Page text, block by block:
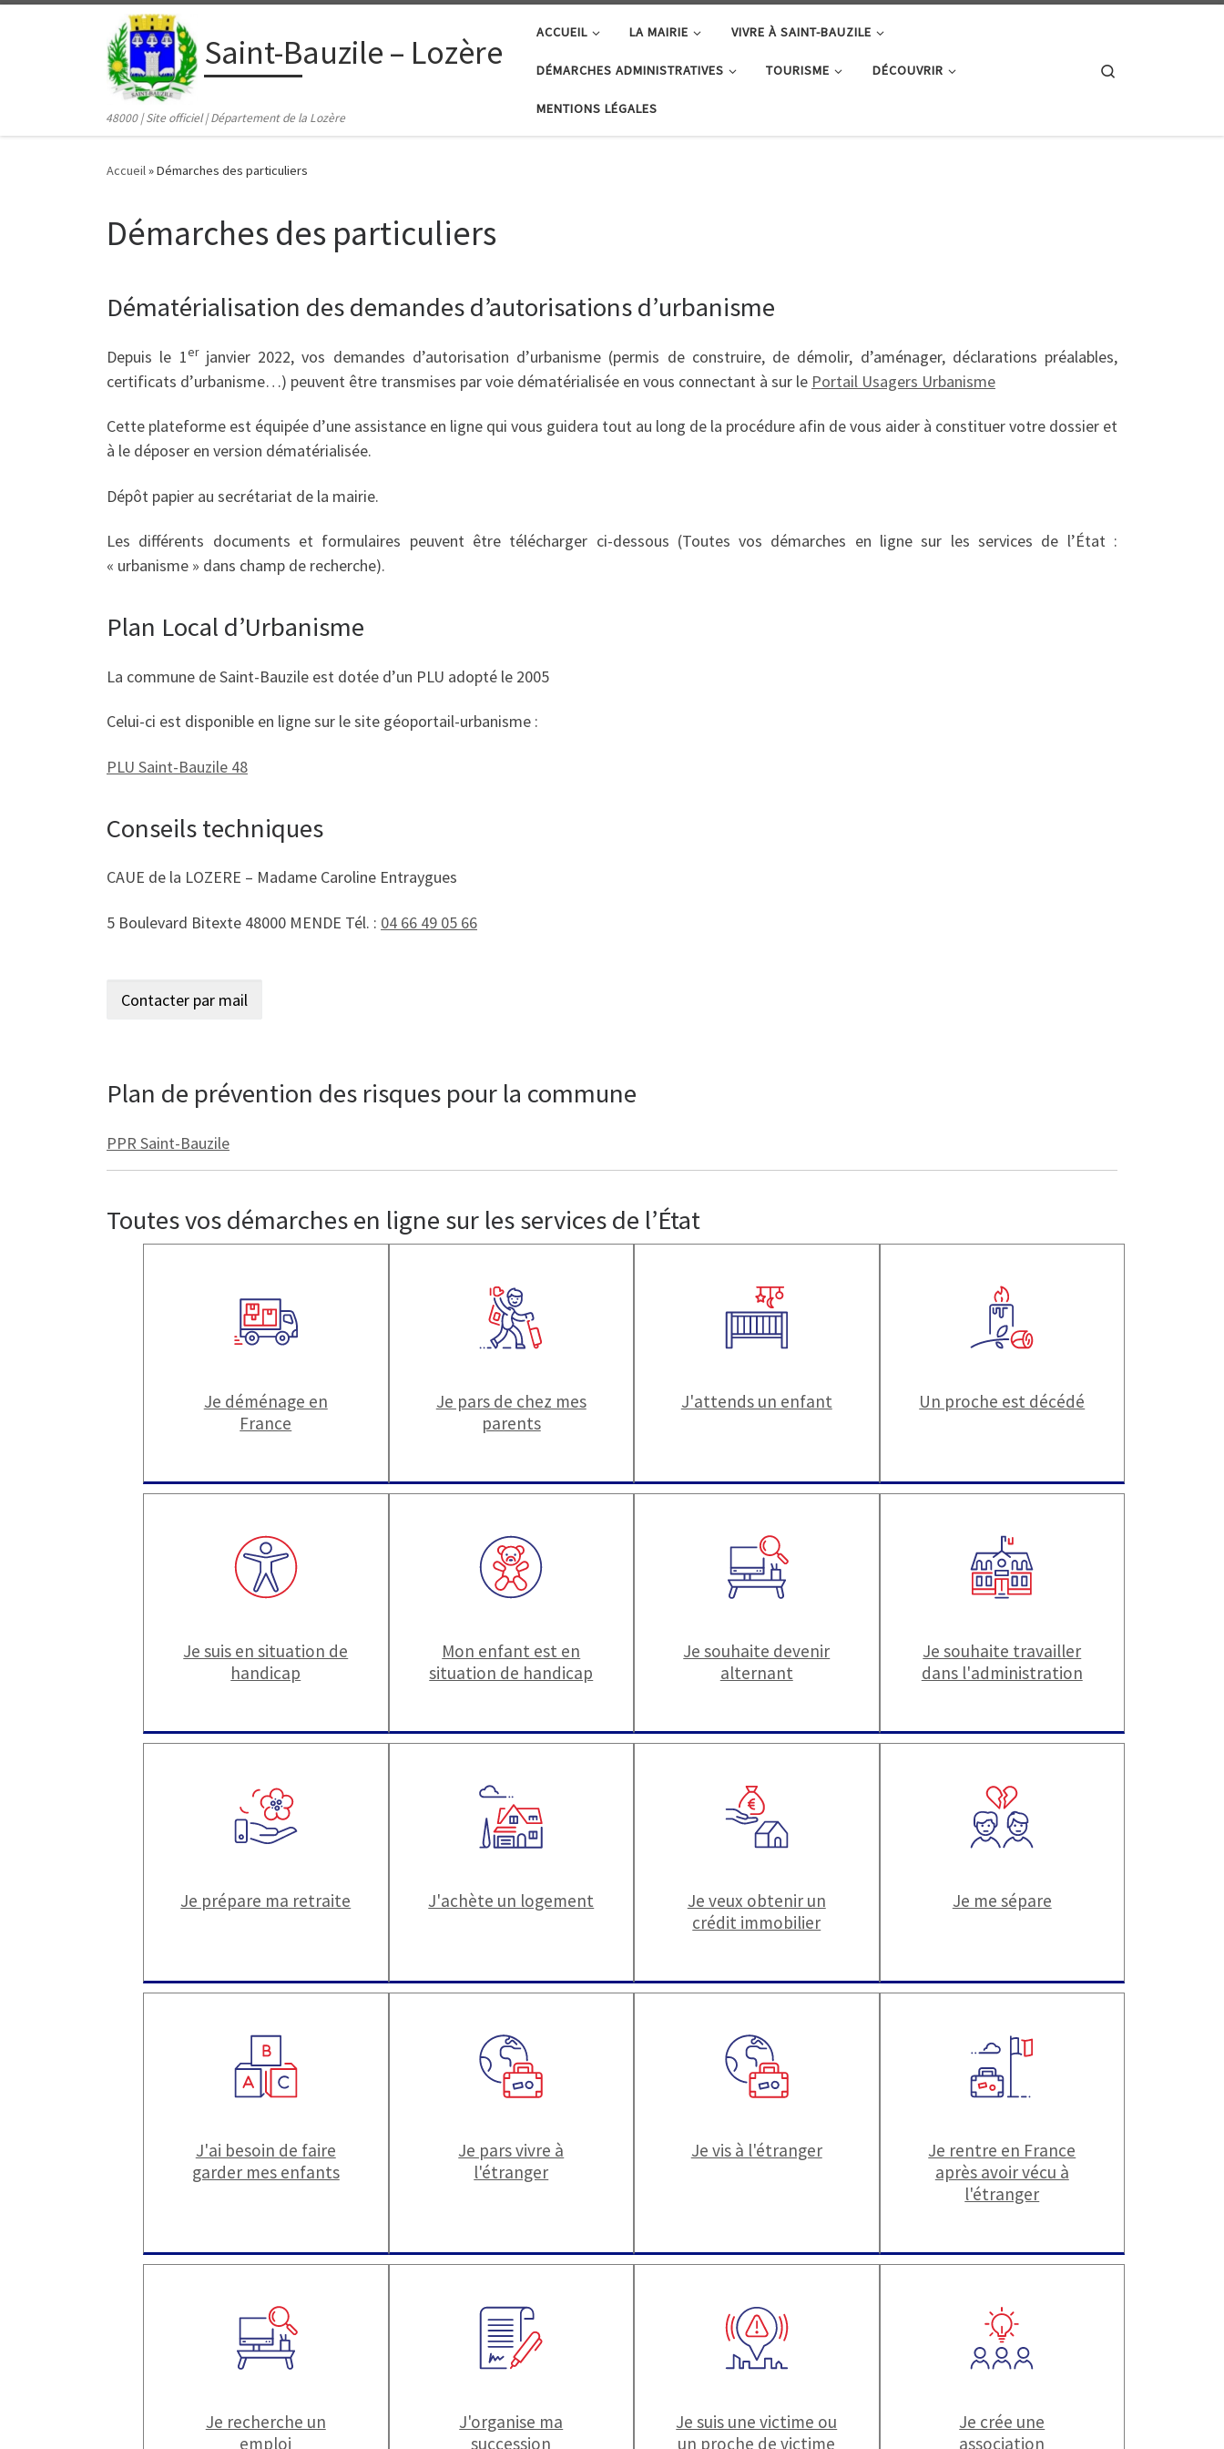
Passer au contenu
Saint-Bauzile – Lozère
48000 | Site officiel | Département de la Lozère
ACCUEIL LA MAIRIE VIVRE À SAINT-BAUZILE
DÉMARCHES ADMINISTRATIVES TOURISME DÉCOUVRIR
MENTIONS LÉGALES
Accueil»Démarches des particuliers
Démarches des particuliers
Dématérialisation des demandes d’autorisations d’urbanisme
Depuis le 1erjanvier 2022, vos demandes d’autorisation d’urbanisme (permis de construire, de démolir, d’aménager, déclarations préalables,
certificats d’urbanisme…) peuvent être transmises par voie dématérialisée en vous connectant à sur le Portail Usagers Urbanisme
Cette plateforme est équipée d’une assistance en ligne qui vous guidera tout au long de la procédure afin de vous aider à constituer votre dossier et
à le déposer en version dématérialisée.
Dépôt papier au secrétariat de la mairie.
Les différents documents et formulaires peuvent être télécharger ci-dessous (Toutes vos démarches en ligne sur les services de l’État :
« urbanisme » dans champ de recherche).
Plan Local d’Urbanisme
La commune de Saint-Bauzile est dotée d’un PLU adopté le 2005
Celui-ci est disponible en ligne sur le site géoportail-urbanisme :
PLU Saint-Bauzile 48
Conseils techniques
CAUE de la LOZERE – Madame Caroline Entraygues
5 Boulevard Bitexte 48000 MENDE Tél. : 04 66 49 05 66
Plan de prévention des risques pour la commune
PPR Saint-Bauzile
Toutes vos démarches en ligne sur les services de l’État
Je déménage en
France
Je pars de chez mes
parents
J'attends un enfant Un proche est décédé
Je suis en situation de
handicap
Mon enfant est en
situation de handicap
Je souhaite devenir
alternant
Je souhaite travailler
dans l'administration
Je prépare ma retraite J'achète un logement
Je veux obtenir un
crédit immobilier
Je me sépare
J'ai besoin de faire
garder mes enfants
Je pars vivre à
l'étranger
Je vis à l'étranger
Je rentre en France
après avoir vécu à
l'étranger
Je recherche un
emploi
J'organise ma
succession
Je suis une victime ou
un proche de victime
Je crée une
association